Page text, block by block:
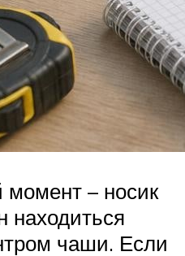
– носик
находиться
чаши. Если